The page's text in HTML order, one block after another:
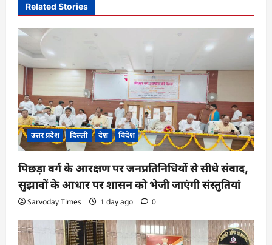
g
a
t
i
o
n
Related Stories
उत्तर प्रदेश दिल्ली देश विदेश
पिछड़ा वर्ग के आरक्षण पर जनप्रतिनिधियों से सीधे संवाद,
सुझावों के आधार पर शासन को भेजी जाएंगी संस्तुतियां
Sarvoday Times 1 day ago 0